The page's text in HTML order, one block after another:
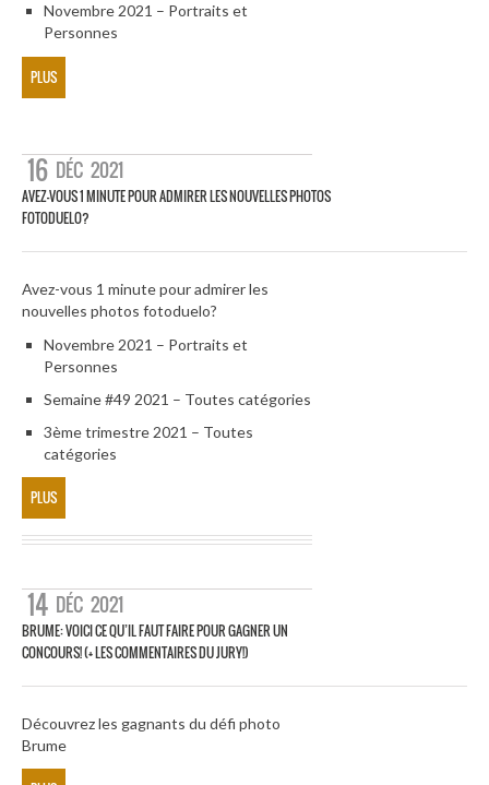
Novembre 2021 – Portraits et
Personnes
PLUS
16 DÉC 2021
AVEZ-VOUS 1 MINUTE POUR ADMIRER LES NOUVELLES PHOTOS
FOTODUELO?
Avez-vous 1 minute pour admirer les
nouvelles photos fotoduelo?
Novembre 2021 – Portraits et
Personnes
Semaine #49 2021 – Toutes catégories
3ème trimestre 2021 – Toutes
catégories
PLUS
14 DÉC 2021
BRUME: VOICI CE QU’IL FAUT FAIRE POUR GAGNER UN
CONCOURS! (+ LES COMMENTAIRES DU JURY!)
Découvrez les gagnants du défi photo
Brume